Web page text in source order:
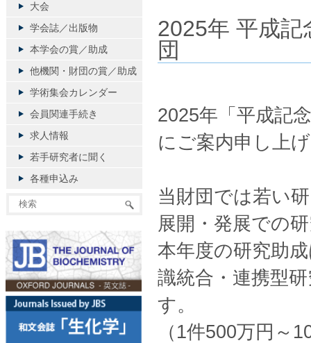
2025年 平成
団
2025年「平成記
にご案内申し上
当財団では若い
展開・発展での
本年度の研究助
識統合・連携型
す。
（1件500万円～
大会
学会誌／出版物
本学会の賞／助成
他機関・財団の賞／助成
学術集会カレンダー
会員関連手続き
求人情報
若手研究者に聞く
各種申込み